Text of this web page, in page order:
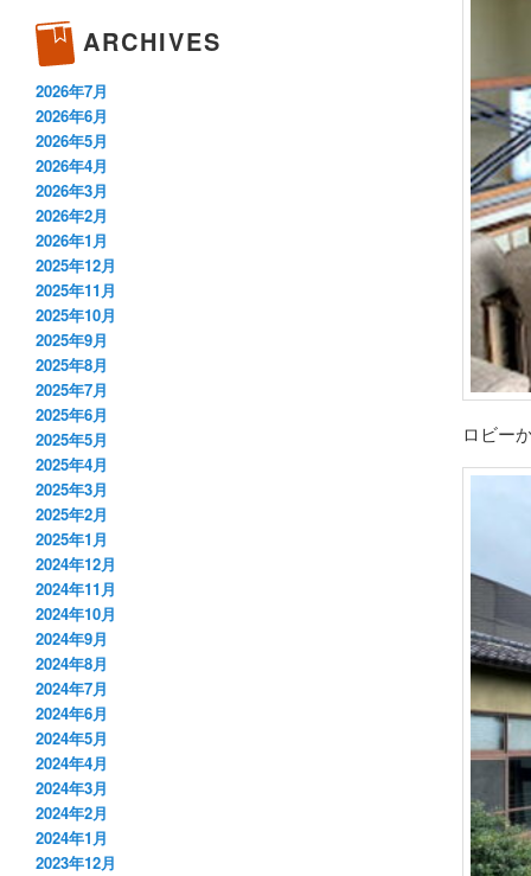
ロビー
ARCHIVES
2026年7月
2026年6月
2026年5月
2026年4月
2026年3月
2026年2月
2026年1月
2025年12月
2025年11月
2025年10月
2025年9月
2025年8月
2025年7月
2025年6月
2025年5月
2025年4月
2025年3月
2025年2月
2025年1月
2024年12月
2024年11月
2024年10月
2024年9月
2024年8月
2024年7月
2024年6月
2024年5月
2024年4月
2024年3月
2024年2月
2024年1月
2023年12月